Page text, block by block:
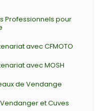
Professionnels pour
avec CFMOTO
avec MOSH
de Vendange
et Cuves